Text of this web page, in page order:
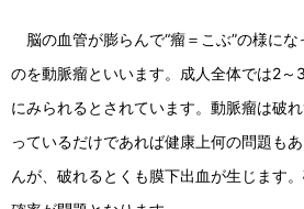
脳の血管が膨らんで“瘤＝こぶ”の様にな
のを動脈瘤といいます。成人全体では2～
にみられるとされています。動脈瘤は破
っているだけであれば健康上何の問題も
んが、破れるとくも膜下出血が生じます